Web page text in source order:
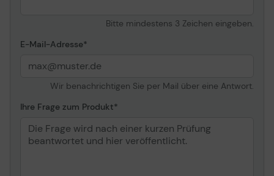
Bitte mindestens 3 Zeichen eingeben.
E-Mail-Adresse
Wir benachrichtigen Sie per Mail über eine Antwort.
Ihre Frage zum Produkt